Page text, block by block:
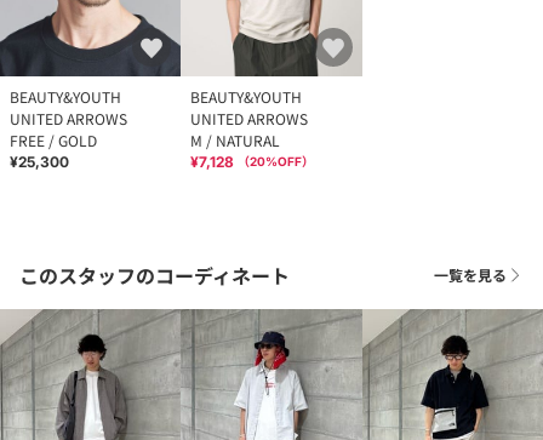
BEAUTY&YOUTH
UNITED ARROWS
FREE / GOLD
¥25,300
BEAUTY&YOUTH
UNITED ARROWS
M / NATURAL
¥7,128 （20%OFF）
このスタッフのコーディネート 一覧を見る